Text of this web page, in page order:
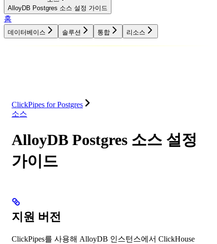
AlloyDB Postgres 소스 설정 가이드
홈
데이터베이스 솔루션 통합 리소스
ClickPipes for Postgres
소스
AlloyDB Postgres 소스 설정
가이드
지원 버전
ClickPipes를 사용해 AlloyDB 인스턴스에서 ClickHouse